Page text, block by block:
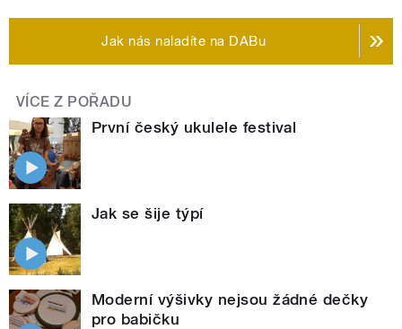
Jak nás naladíte na DABu
VÍCE Z POŘADU
První český ukulele festival
Jak se šije týpí
Moderní výšivky nejsou žádné dečky
pro babičku